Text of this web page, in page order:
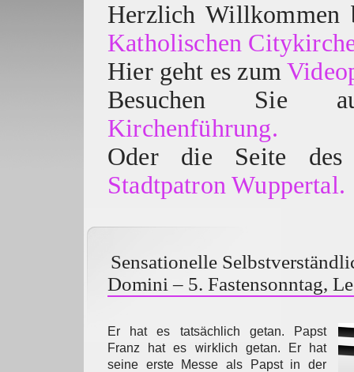
Herzlich
Katholischen
Hier geht es zum
Besuchen
Kirchenführung.
Oder die Seite des
Stadtpatron Wuppertal.
Sensationelle
Domini – 5. Fastensonntag,
Er hat es tatsächlich getan. Papst
Franz hat es wirklich getan. Er hat
seine erste Messe als Papst in der